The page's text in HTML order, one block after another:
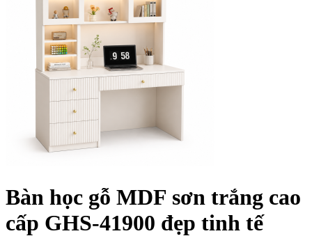
Bàn học gỗ MDF sơn trắng cao
cấp GHS-41900 đẹp tinh tế